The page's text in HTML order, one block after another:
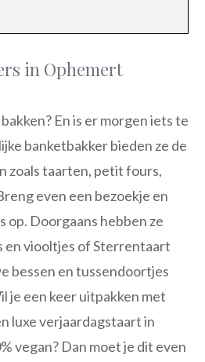
in Ophemert
En is er morgen iets te
banketbakker bieden ze de
zoals taarten, petit fours,
even een bezoekje en
op. Doorgaans hebben ze
en viooltjes of Sterrentaart
bessen en tussendoortjes
je een keer uitpakken met
luxe verjaardagstaart in
vegan? Dan moet je dit even